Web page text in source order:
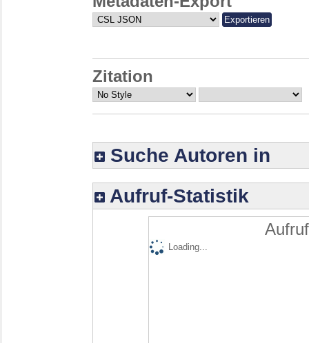
Zitation
Suche Autoren in
Aufruf-Statistik
Loading...